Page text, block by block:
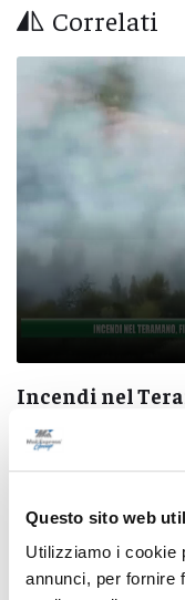
Questo sito web
Utilizziamo i cookie
annunci, per fornire
Correlati
Incendi nel
controllo a